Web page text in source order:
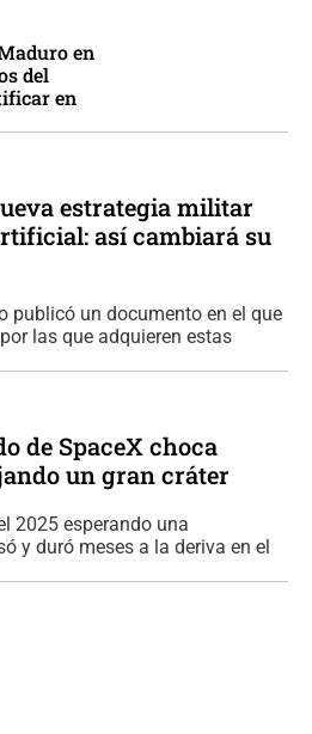
en
del
en
estrategia militar
así cambiará su
publicó un documento en el que
las que adquieren estas
de SpaceX choca
un gran cráter
2025 esperando una
y duró meses a la deriva en el